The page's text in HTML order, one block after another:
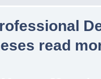
read